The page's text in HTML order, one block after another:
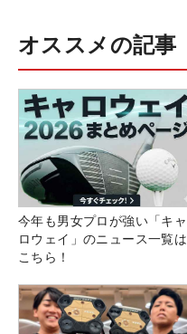
オススメの記事
今年も男女プロが強い「キャ
ロウェイ」のニュース一覧は
こちら！